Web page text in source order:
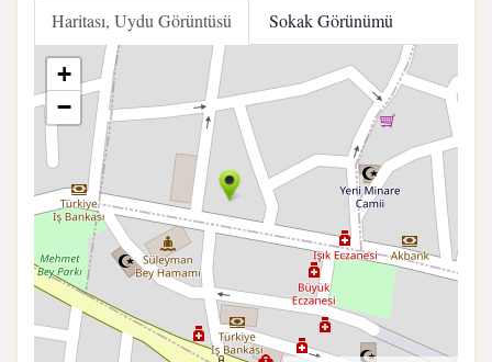
Haritası, Uydu Görüntüsü Sokak Görünümü
+
−